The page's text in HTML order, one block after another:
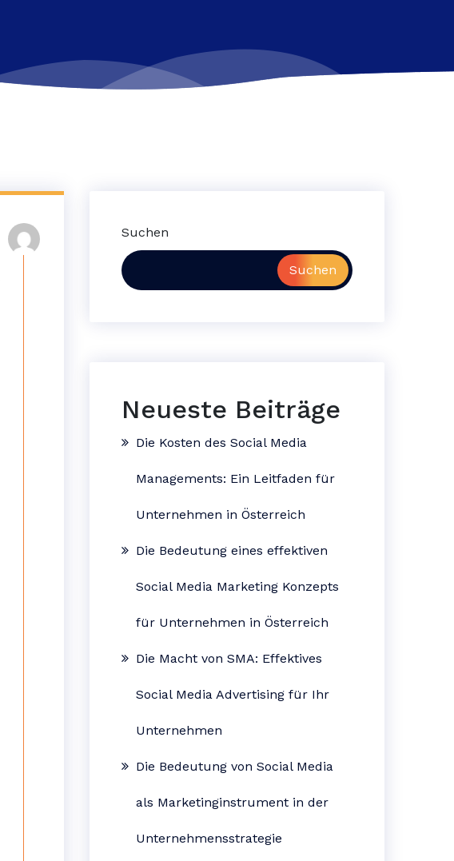
Suchen
Suchen
Neueste Beiträge
Die Kosten des Social Media
Managements: Ein Leitfaden für
Unternehmen in Österreich
Die Bedeutung eines effektiven
Social Media Marketing Konzepts
für Unternehmen in Österreich
Die Macht von SMA: Effektives
Social Media Advertising für Ihr
Unternehmen
Die Bedeutung von Social Media
als Marketinginstrument in der
Unternehmensstrategie